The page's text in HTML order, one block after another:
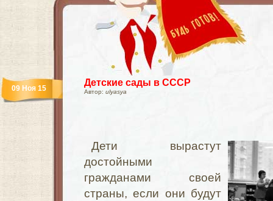
Детские сады в СССР
Автор: ulyasya
09 Ноя 15
Дети вырастут
достойными
гражданами своей
страны, если они будут